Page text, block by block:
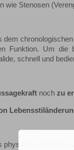
Stenosen
dem
Funktion. Um die
schnell und
noch zu
physikalischen